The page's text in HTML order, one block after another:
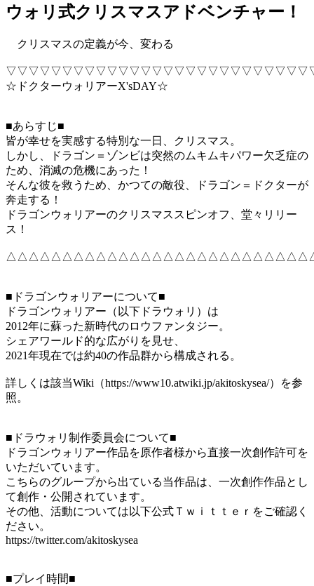
ウォリ式クリスマスアドベンチャー！
クリスマスの定義が今、変わる
☆ドクターウォリアーX'sDAY☆
■あらすじ■
皆が幸せを実感する特別な一日、クリスマス。
しかし、ドラゴン＝ゾンビは突然のムキムキパワー欠乏症の
ため、消滅の危機にあった！
そんな彼を救うため、かつての敵役、ドラゴン＝ドクターが
奔走する！
ドラゴンウォリアーのクリスマススピンオフ、堂々リリー
ス！
■ドラゴンウォリアーについて■
ドラゴンウォリアー（以下ドラウォリ）は
2012年に蘇った新時代のロウファンタジー。
シェアワールド的な広がりを見せ、
2021年現在では約40の作品群から構成される。
詳しくは該当Wiki（https://www10.atwiki.jp/akitoskysea/）を参
照。
■ドラウォリ制作委員会について■
ドラゴンウォリアー作品を原作者様から直接一次創作許可を
いただいています。
こちらのグループから出ている当作品は、一次創作作品とし
て創作・公開されています。
その他、活動については以下公式Ｔｗｉｔｔｅｒをご確認く
ださい。
https://twitter.com/akitoskysea
■プレイ時間■